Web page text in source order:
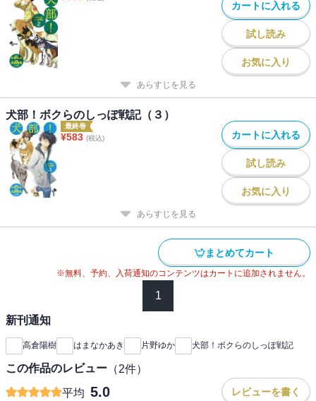
カートに入れる
試し読み
お気に入り
あらすじを見る
犬部！ボクらのしっぽ戦記（３）
最終巻
¥583 (税込) カートに入れる
試し読み
お気に入り
あらすじを見る
まとめてカート
※無料、予約、入荷通知のコンテンツはカートに追加されません。
1
新刊通知
高倉陽樹 はまなかあき 片野ゆか 犬部！ボクらのしっぽ戦記
この作品のレビュー （2件）
平均 5.0 レビューを書く